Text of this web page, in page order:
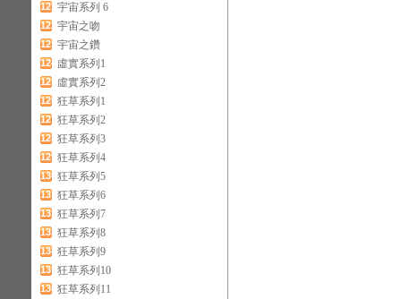
121 宇宙系列 6
122 宇宙之吻
123 宇宙之鑽
124 虛實系列1
125 虛實系列2
126 狂草系列1
127 狂草系列2
128 狂草系列3
129 狂草系列4
130 狂草系列5
131 狂草系列6
132 狂草系列7
133 狂草系列8
134 狂草系列9
135 狂草系列10
136 狂草系列11